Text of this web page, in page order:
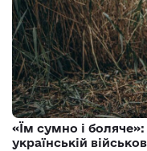
«Їм сумно і
українській